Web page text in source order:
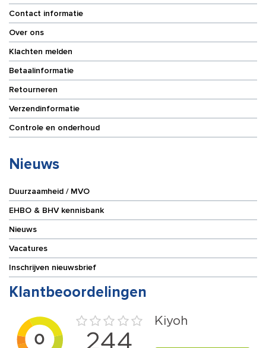
Contact informatie
Over ons
Klachten melden
Betaalinformatie
Retourneren
Verzendinformatie
Controle en onderhoud
Nieuws
Duurzaamheid / MVO
EHBO & BHV kennisbank
Nieuws
Vacatures
Inschrijven nieuwsbrief
Klantbeoordelingen